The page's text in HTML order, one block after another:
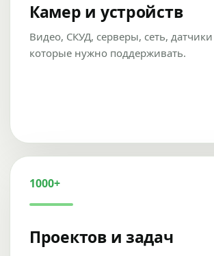
Камер и устройств
Видео, СКУД, серверы, сеть,
которые нужно поддерживать.
1000+
Проектов и задач